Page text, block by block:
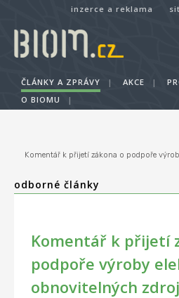
inzerce a reklama
ČLÁNKY A ZPRÁVY | AKCE |
O BIOMU
|
Komentář k přijetí zákona o podpoře
odborné články
Komentář k přijetí
podpoře výroby
obnovitelných